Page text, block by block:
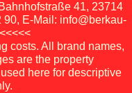
41, 23714
90, E-Mail: info@berkau-
costs. All brand names,
are the property
here for descriptive